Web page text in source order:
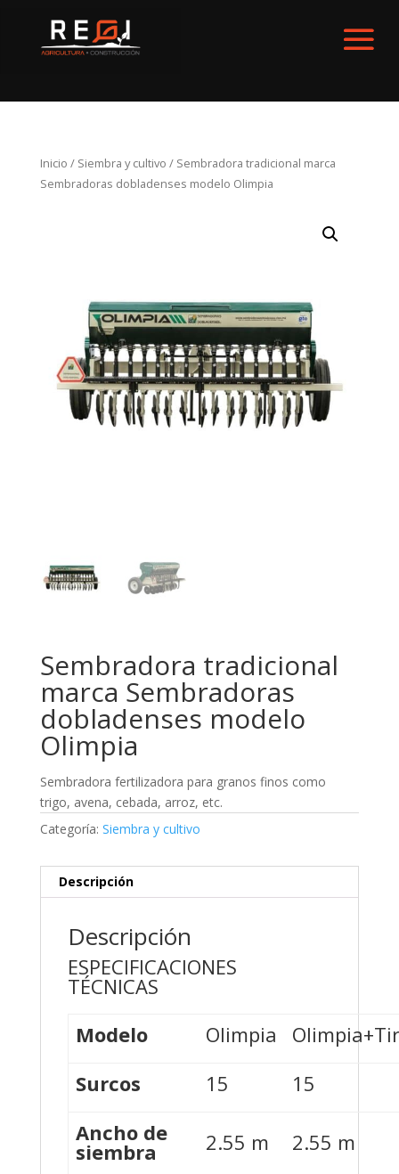
Inicio / Siembra y cultivo / Sembradora tradicional marca
Sembradoras dobladenses modelo Olimpia
Sembradora tradicional
marca Sembradoras
dobladenses modelo
Olimpia
Sembradora fertilizadora para granos finos como
trigo, avena, cebada, arroz, etc.
Categoría: Siembra y cultivo
Descripción
Descripción
ESPECIFICACIONES
TÉCNICAS
Modelo
Olimpia
Surcos
15
15
Ancho de
siembra 2.55 m 2.55 m